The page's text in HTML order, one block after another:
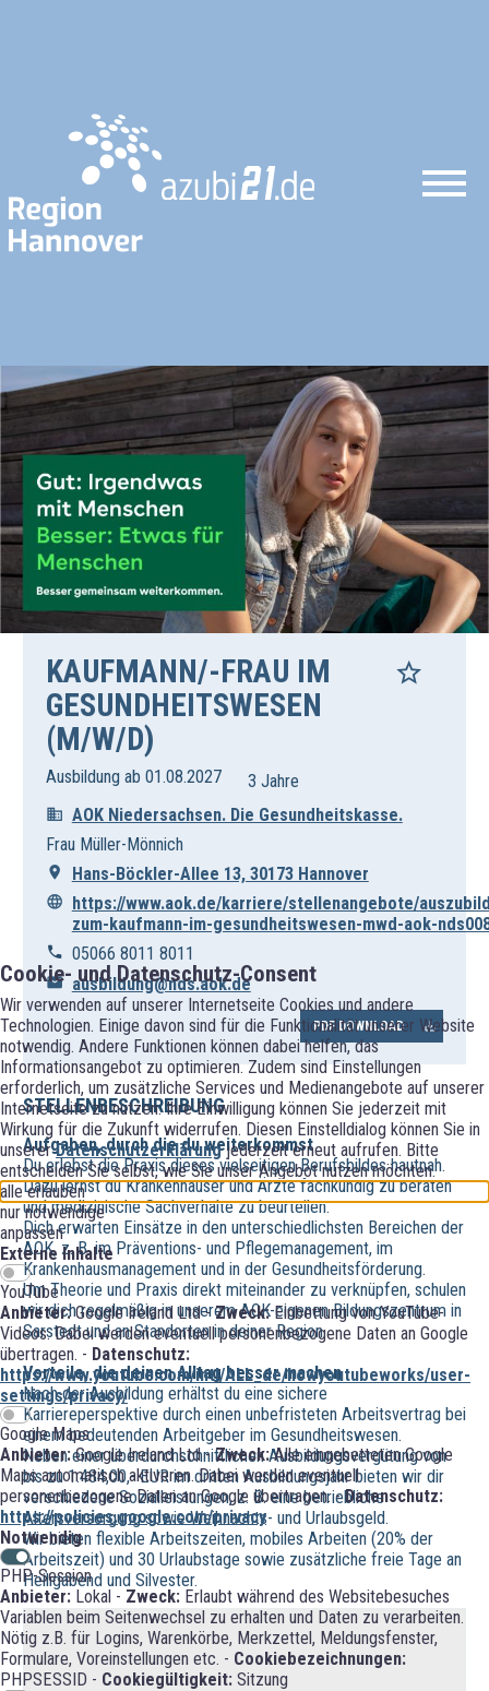
Cookie- und Datenschutz-Consent
Wir verwenden auf unserer Internetseite Cookies und andere
Technologien. Einige davon sind für die Funktionalität unserer Website
notwendig. Andere Funktionen können dabei helfen, das
Informationsangebot zu optimieren. Zudem sind Einstellungen
erforderlich, um zusätzliche Services und Medienangebote auf unserer
Internetseite zu nutzen. Ihre Einwilligung können Sie jederzeit mit
Wirkung für die Zukunft widerrufen. Diesen Einstelldialog können Sie in
unsererDatenschutzerklärungjederzeit erneut aufrufen. Bitte
entscheiden Sie selbst, wie Sie unser Angebot nutzen möchten.
alle erlauben
nur notwendige
anpassen
Externe Inhalte
YouTube
Anbieter:Google Ireland Ltd -Zweck:Einbettung von YouTube-
Videos. Dabei werden eventuell personenbezogene Daten an Google
übertragen. - Datenschutz:
https://www.youtube.com/intl/ALL_de/howyoutubeworks/user-
settings/privacy/
Google Maps
Anbieter:Google Ireland Ltd -Zweck:Alle eingebetteten Google
Maps automatisch aktiveren. Dabei werden eventuell
personenbezogene Daten an Google übertragen. -Datenschutz:
https://policies.google.com/privacy
Notwendig
PHP-Session
Anbieter: Lokal - Zweck: Erlaubt während des Websitebesuches
Variablen beim Seitenwechsel zu erhalten und Daten zu verarbeiten.
Nötig z.B. für Logins, Warenkörbe, Merkzettel, Meldungsfenster,
Formulare, Voreinstellungen etc. - Cookiebezeichnungen:
PHPSESSID - Cookiegültigkeit: Sitzung
KAUFMANN/-FRAU IM
GESUNDHEITSWESEN
(M/W/D)
Ausbildung ab 01.08.2027
3 Jahre
AOK Niedersachsen. Die Gesundheitskasse.
Frau Müller-Mönnich
Hans-Böckler-Allee 13, 30173 Hannover
https://www.aok.de/karriere/stellenangebote/
zum-kaufmann-im-gesundheitswesen-mwd-aok-
05066 8011 8011
ausbildung@nds.aok.de
PDF DOWNLOAD
STELLENBESCHREIBUNG
Aufgaben, durch die du weiterkommst
Du erlebst die Praxis dieses vielseitigen Berufsbildes hautnah.
Dazu lernst du Krankenhäuser und Ärzte fachkundig zu beraten
und medizinische Sachverhalte zu beurteilen.
Dich erwarten Einsätze in den unterschiedlichsten Bereichen der
AOK, z. B. im Präventions- und Pflegemanagement, im
Krankenhausmanagement und in der Gesundheitsförderung.
Um Theorie und Praxis direkt miteinander zu verknüpfen, schulen
wir dich regelmäßig in unserem AOK-eigenen Bildungszentrum in
Sarstedt und an Standorten in deiner Region.
Vorteile, die deinen Alltag besser machen
Nach der Ausbildung erhältst du eine sichere
Karriereperspektive durch einen unbefristeten Arbeitsvertrag bei
einem bedeutenden Arbeitgeber im Gesundheitswesen.
Neben einer überdurchschnittlichen Ausbildungsvergütung von
bis zu 1.484,00,- EUR im dritten Ausbildungsjahr bieten wir dir
verschiedene Sozialleistungen, z. B. eine betriebliche
Altersversorgung sowie Weihnachts- und Urlaubsgeld.
Wir bieten flexible Arbeitszeiten, mobiles Arbeiten (20% der
Arbeitszeit) und 30 Urlaubstage sowie zusätzliche freie Tage an
Heiligabend und Silvester.